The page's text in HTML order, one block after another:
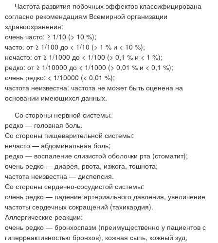
Частота развития побочных эффектов классифицирована
согласно рекомендациям Всемирной организации
здравоохранения:
очень часто: ≥ 1/10 (> 10 %);
часто: от ≥ 1/100 до < 1/10 (> 1 % и < 10 %);
нечасто: от ≥ 1/1000 до < 1/100 (> 0,1 % и < 1 %);
редко: от ≥ 1/10000 до < 1/1000 (> 0,01 % и < 0,1 %);
очень редко: < 1/10000 (< 0,01 %);
частота неизвестна: частота не может быть оценена на
основании имеющихся данных.
Со стороны нервной системы:
редко — головная боль.
Со стороны пищеварительной системы:
нечасто — абдоминальная боль;
редко — воспаление слизистой оболочки рта (стоматит);
очень редко — диарея, рвота, изжога, тошнота;
частота неизвестна — диспепсия.
Со стороны сердечно-сосудистой системы:
очень редко — падение артериального давления, увеличение
частоты сердечных сокращений (тахикардия).
Аллергические реакции:
очень редко — бронхоспазм (преимущественно у пациентов с
гиперреактивностью бронхов), кожная сыпь, кожный зуд,